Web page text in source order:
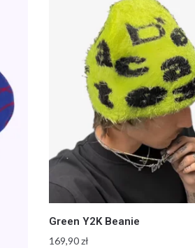
Green Y2K Beanie
169,90zł